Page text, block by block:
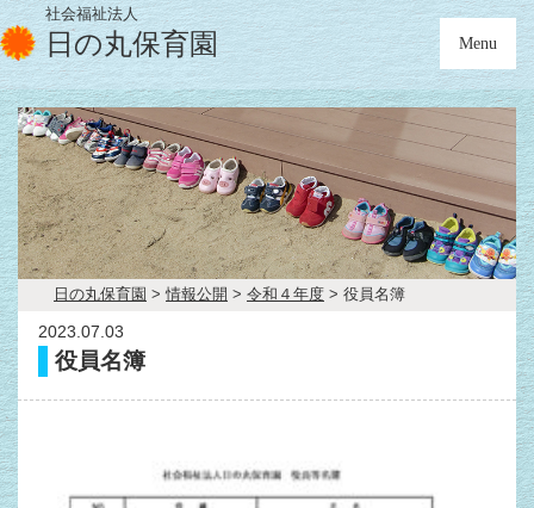
社会福祉法人
日の丸保育園 Menu
日の丸保育園 >情報公開 > 令和４年度 > 役員名簿
2023.07.03
役員名簿